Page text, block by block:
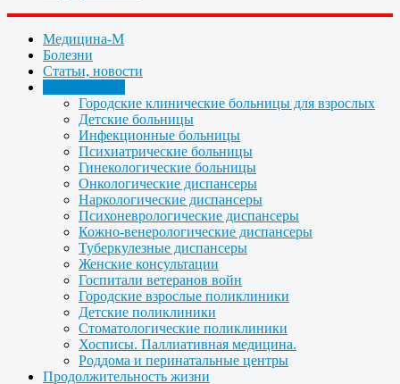
Медицина-М
Болезни
Статьи, новости
Городские клинические больницы для взрослых
Детские больницы
Инфекционные больницы
Психиатрические больницы
Гинекологические больницы
Онкологические диспансеры
Наркологические диспансеры
Психоневрологические диспансеры
Кожно-венерологические диспансеры
Туберкулезные диспансеры
Женские консультации
Госпитали ветеранов войн
Городские взрослые поликлиники
Детские поликлиники
Стоматологические поликлиники
Хосписы. Паллиативная медицина.
Роддома и перинатальные центры
Продолжительность жизни